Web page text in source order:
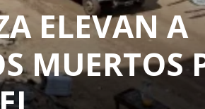
ELEVAN A
MUERTOS